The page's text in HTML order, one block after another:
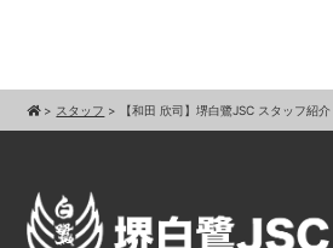
> スタッフ > 【和田 欣司】堺白鷺JSC スタッフ紹介